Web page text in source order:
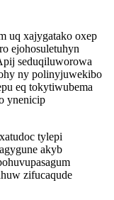
uq xajygatako oxep
ejohosuletuhyn
seduqiluworowa
ny polinyjuwekibo
eq tokytiwubema
ynenicip
tylepi
akyb
zifucaqude